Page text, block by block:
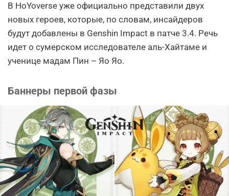
В HoYoverse уже официально представили двух
новых героев, которые, по словам, инсайдеров
будут добавлены в Genshin Impact в патче 3.4. Речь
идет о сумерском исследователе аль-Хайтаме и
ученице мадам Пин – Яо Яо.
Баннеры первой фазы